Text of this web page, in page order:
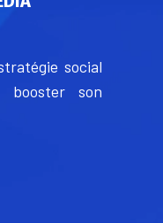
social
booster son